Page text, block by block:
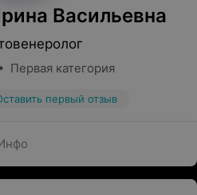
Васильевна
Первая категория
первый отзыв